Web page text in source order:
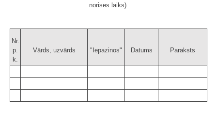
norises laiks)
Nr.
p.
k.
Vārds, uzvārds "Iepazinos" Datums Paraksts